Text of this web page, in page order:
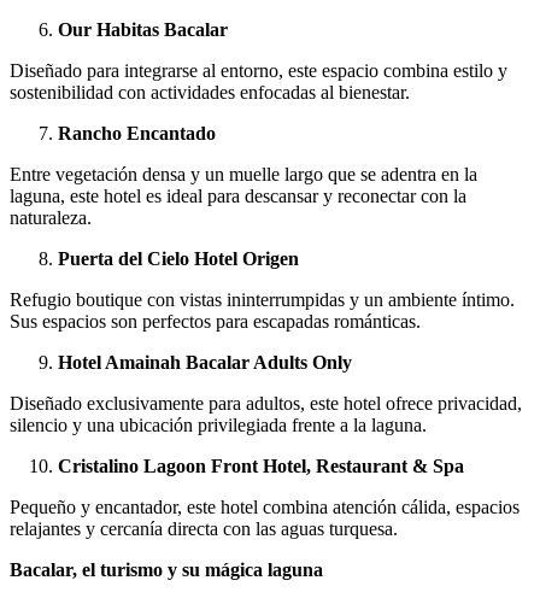
Our Habitas Bacalar
Diseñado para integrarse al entorno, este espacio combina estilo y
sostenibilidad con actividades enfocadas al bienestar.
Rancho Encantado
Entre vegetación densa y un muelle largo que se adentra en la
laguna, este hotel es ideal para descansar y reconectar con la
naturaleza.
Puerta del Cielo Hotel Origen
Refugio boutique con vistas ininterrumpidas y un ambiente íntimo.
Sus espacios son perfectos para escapadas románticas.
Hotel Amainah Bacalar Adults Only
Diseñado exclusivamente para adultos, este hotel ofrece privacidad,
silencio y una ubicación privilegiada frente a la laguna.
Cristalino Lagoon Front Hotel, Restaurant & Spa
Pequeño y encantador, este hotel combina atención cálida, espacios
relajantes y cercanía directa con las aguas turquesa.
Bacalar, el turismo y su mágica laguna